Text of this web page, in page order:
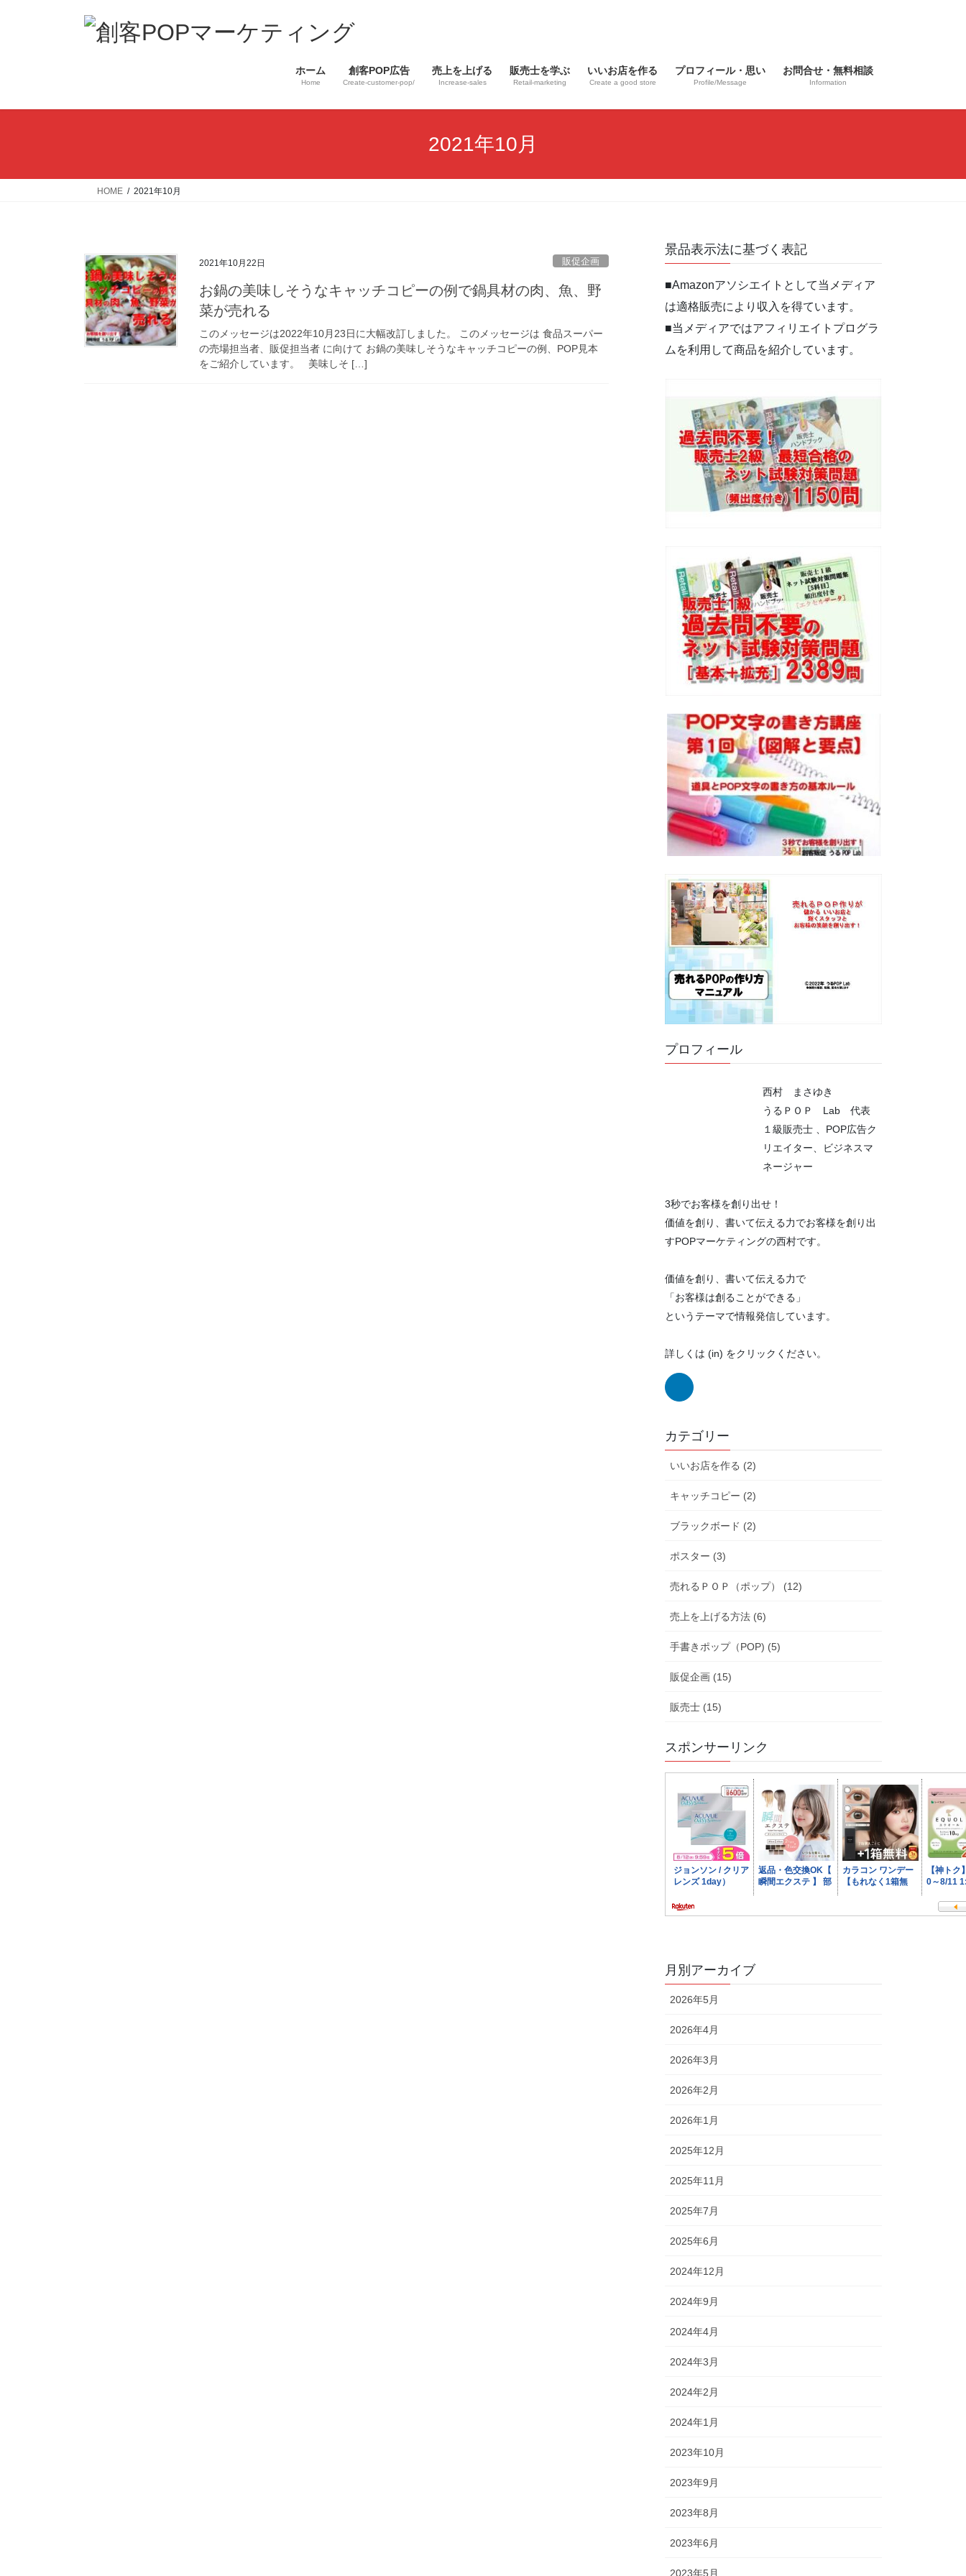
ス
ン
ホーム
Home
創客POP広告
Create-customer-pop/
売上を上げる
Increase-sales
販売士を学ぶ
Retail-marketing
いいお店を作る
Create a good store
プロフィール・思い
Profile/Message
お問合せ・無料相談
Information
2021年10月
HOME 2021年10月
2021年10月22日 販促企画
お鍋の美味しそうなキャッチコピーの例で鍋具材の肉、魚、野
菜が売れる
このメッセージは2022年10月23日に大幅改訂しました。 このメッセージは 食品スーパー
の売場担当者、販促担当者 に向けて お鍋の美味しそうなキャッチコピーの例、POP見本
をご紹介しています。 美味しそ […]
景品表示法に基づく表記
■Amazonアソシエイトとして当メディア
は適格販売により収入を得ています。
■当メディアではアフィリエイトプログラ
ムを利用して商品を紹介しています。
プロフィール
西村 まさゆき
うるＰＯＰ Lab 代表
１級販売士 、POP広告ク
リエイター、ビジネスマ
ネージャー
3秒でお客様を創り出せ！
価値を創り、書いて伝える力でお客様を創り出
すPOPマーケティングの西村です。
価値を創り、書いて伝える力で
「お客様は創ることができる」
というテーマで情報発信しています。
詳しくは (in) をクリックください。
カテゴリー
いいお店を作る (2)
キャッチコピー (2)
ブラックボード (2)
ポスター (3)
売れるＰＯＰ（ポップ） (12)
売上を上げる方法 (6)
手書きポップ（POP) (5)
販促企画 (15)
販売士 (15)
スポンサーリンク
月別アーカイブ
2026年5月
2026年4月
2026年3月
2026年2月
2026年1月
2025年12月
2025年11月
2025年7月
2025年6月
2024年12月
2024年9月
2024年4月
2024年3月
2024年2月
2024年1月
2023年10月
2023年9月
2023年8月
2023年6月
2023年5月